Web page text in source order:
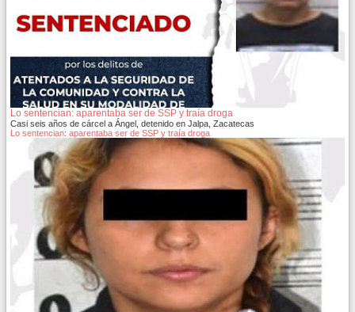
Lo sentencian: aparentaba ser de SSP y traía droga
Casi seis años de cárcel a Ángel, detenido en Jalpa, Zacatecas
Lo sentencian: aparentaba ser de SSP y traía droga